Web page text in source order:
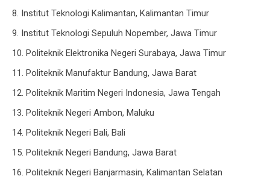
8. Institut Teknologi Kalimantan, Kalimantan Timur
9. Institut Teknologi Sepuluh Nopember, Jawa Timur
10. Politeknik Elektronika Negeri Surabaya, Jawa Timur
11. Politeknik Manufaktur Bandung, Jawa Barat
12. Politeknik Maritim Negeri Indonesia, Jawa Tengah
13. Politeknik Negeri Ambon, Maluku
14. Politeknik Negeri Bali, Bali
15. Politeknik Negeri Bandung, Jawa Barat
16. Politeknik Negeri Banjarmasin, Kalimantan Selatan